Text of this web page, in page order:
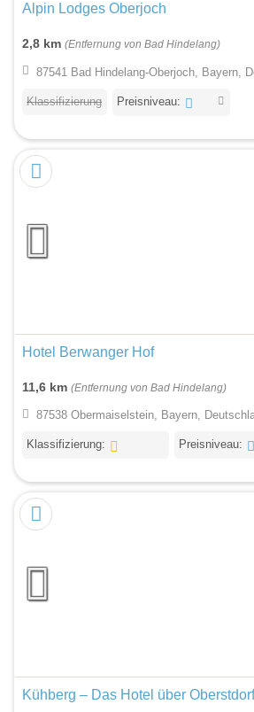
Alpin Lodges Oberjoch
2,8 km (Entfernung von Bad Hindelang)
87541 Bad Hindelang-Oberjoch, Bayern,
Klassifizierung Preisniveau:
Hotel Berwanger Hof
11,6 km (Entfernung von Bad Hindelang)
87538 Obermaiselstein, Bayern,
Klassifizierung: Preisniveau:
Kühberg – Das Hotel über Oberstdorf